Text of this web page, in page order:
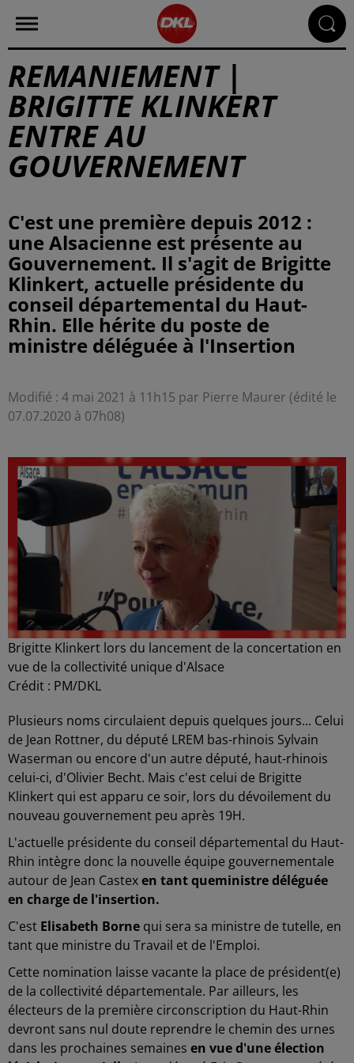
REMANIEMENT |
BRIGITTE KLINKERT
ENTRE AU
GOUVERNEMENT
C'est une première depuis 2012 :
une Alsacienne est présente au
Gouvernement. Il s'agit de Brigitte
Klinkert, actuelle présidente du
conseil départemental du Haut-
Rhin. Elle hérite du poste de
ministre déléguée à l'Insertion
Modifié : 4 mai 2021 à 11h15 par Pierre Maurer (édité le
07.07.2020 à 07h08)
Brigitte Klinkert lors du lancement de la concertation en
vue de la collectivité unique d'Alsace
Crédit : PM/DKL
Plusieurs noms circulaient depuis quelques jours... Celui
de Jean Rottner, du député LREM bas-rhinois Sylvain
Waserman ou encore d'un autre député, haut-rhinois
celui-ci, d'Olivier Becht. Mais c'est celui de Brigitte
Klinkert qui est apparu ce soir, lors du dévoilement du
nouveau gouvernement peu après 19H.
L'actuelle présidente du conseil départemental du Haut-
Rhin intègre donc la nouvelle équipe gouvernementale
autour de Jean Castexen tant queministre déléguée
en charge de l'insertion.
C'est Elisabeth Borne qui sera sa ministre de tutelle, en
tant que ministre du Travail et de l'Emploi.
Cette nomination laisse vacante la place de président(e)
de la collectivité départementale. Par ailleurs, les
électeurs de la première circonscription du Haut-Rhin
devront sans nul doute reprendre le chemin des urnes
dans les prochaines semaines en vue d'une élection